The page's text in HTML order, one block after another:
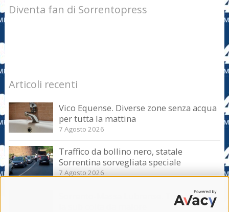
Diventa fan di Sorrentopress
Articoli recenti
Vico Equense. Diverse zone senza acqua
per tutta la mattina
7 Agosto 2026
Traffico da bollino nero, statale
Sorrentina sorvegliata speciale
7 Agosto 2026
Sorrento-Massa Lubrense. Torna a casa